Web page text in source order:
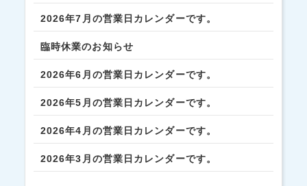
2026年7月の営業日カレンダーです。
臨時休業のお知らせ
2026年6月の営業日カレンダーです。
2026年5月の営業日カレンダーです。
2026年4月の営業日カレンダーです。
2026年3月の営業日カレンダーです。